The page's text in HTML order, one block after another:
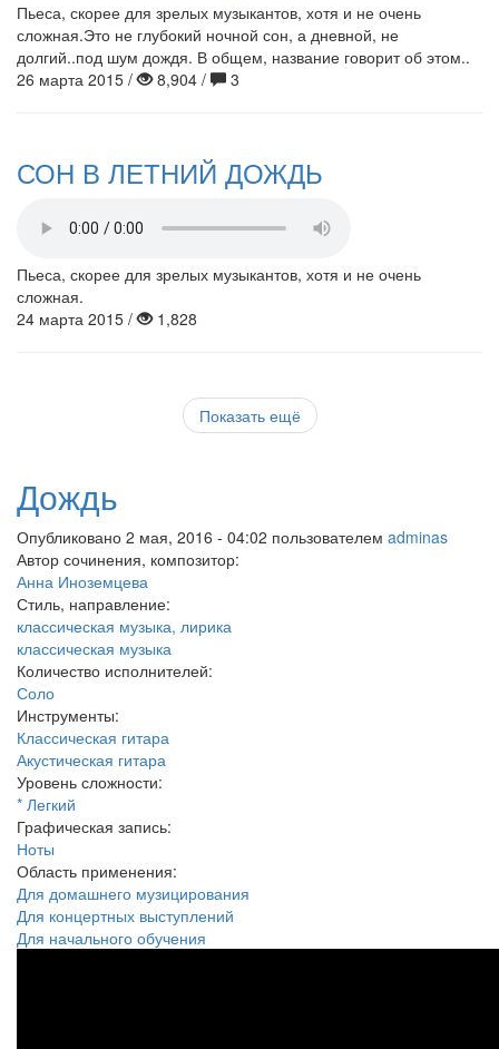
Пьеса, скорее для зрелых музыкантов, хотя и не очень
сложная.Это не глубокий ночной сон, а дневной, не
долгий..под шум дождя. В общем, название говорит об этом..
26 марта 2015 /
8,904 / 3
СОН В ЛЕТНИЙ ДОЖДЬ
Пьеса, скорее для зрелых музыкантов, хотя и не очень
сложная.
24 марта 2015 /
1,828
Показать ещё
Дождь
Опубликовано 2 мая, 2016 - 04:02 пользователем adminas
Автор сочинения, композитор:
Анна Иноземцева
Стиль, направление:
классическая музыка, лирика
классическая музыка
Количество исполнителей:
Соло
Инструменты:
Классическая гитара
Акустическая гитара
Уровень сложности:
* Легкий
Графическая запись:
Ноты
Область применения:
Для домашнего музицирования
Для концертных выступлений
Для начального обучения